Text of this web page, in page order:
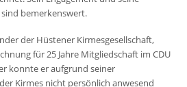
bemerkenswert.
der Hüstener Kirmesgesellschaft,
für 25 Jahre Mitgliedschaft im CDU
konnte er aufgrund seiner
Kirmes nicht persönlich anwesend